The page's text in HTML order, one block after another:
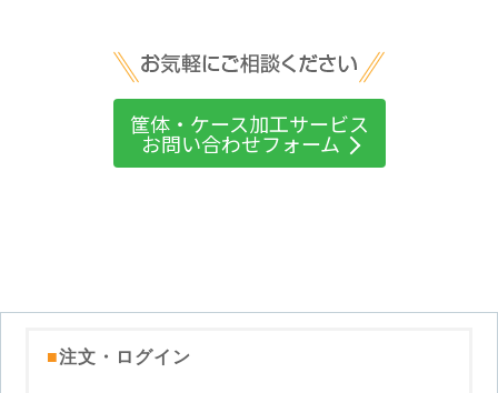
筐体・ケース加工サービス
お問い合わせフォーム
■注文・ログイン